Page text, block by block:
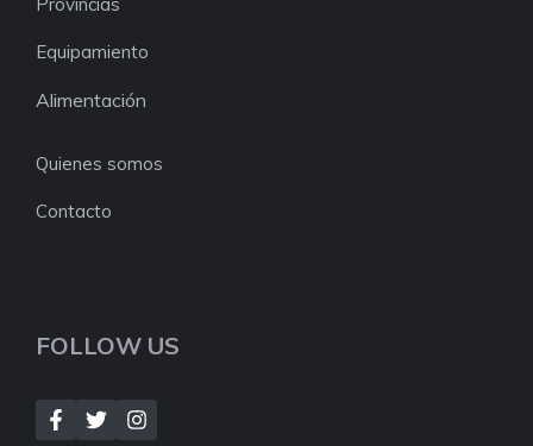
Equipamiento
Alimentación
Quienes somos
Contacto
FOLLOW US